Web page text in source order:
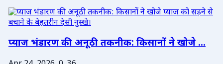
प्याज भंडारण की अनूठी तकनीक: किसानों ने खोजे ...